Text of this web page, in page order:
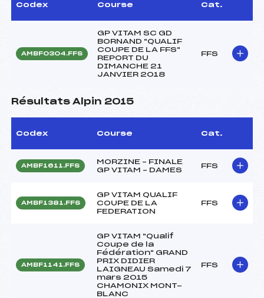
Codex Course Cat.
AMBF0304.FFS
GP VITAM SC GD
BORNAND "QUALIF
COUPE DE LA FFS"
REPORT DU
DIMANCHE 21
JANVIER 2018
FFS
Résultats Alpin 2015
Codex Course Cat.
AMBF1611.FFS
MORZINE – FINALE
GP VITAM – DAMES
FFS
AMBF1381.FFS
GP VITAM QUALIF
COUPE DE LA
FEDERATION
FFS
AMBF1141.FFS
GP VITAM "Qualif
Coupe de la
Fédération" GRAND
PRIX DIDIER
LAIGNEAU Samedi 7
mars 2015
CHAMONIX MONT-
BLANC
FFS